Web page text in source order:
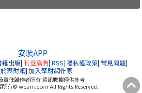
安裝APP
籍出版| 刊登廣告| RSS| 隱私權政策| 常見問題|
聚財網| 加入聚財網作家
責任歸作者所有 資訊數據僅供參考
有© wearn.com All Rights Reserved.